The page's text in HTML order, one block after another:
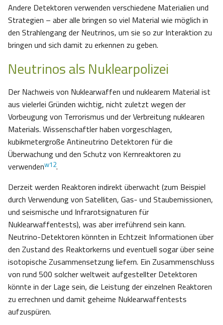
Andere Detektoren verwenden verschiedene Materialien und
Strategien – aber alle bringen so viel Material wie möglich in
den Strahlengang der Neutrinos, um sie so zur Interaktion zu
bringen und sich damit zu erkennen zu geben.
Neutrinos als Nuklearpolizei
Der Nachweis von Nuklearwaffen und nuklearem Material ist
aus vielerlei Gründen wichtig, nicht zuletzt wegen der
Vorbeugung von Terrorismus und der Verbreitung nuklearen
Materials. Wissenschaftler haben vorgeschlagen,
kubikmetergroße Antineutrino Detektoren für die
Überwachung und den Schutz von Kernreaktoren zu
verwendenw12.
Derzeit werden Reaktoren indirekt überwacht (zum Beispiel
durch Verwendung von Satelliten, Gas- und Staubemissionen,
und seismische und Infrarotsignaturen für
Nuklearwaffentests), was aber irreführend sein kann.
Neutrino-Detektoren könnten in Echtzeit Informationen über
den Zustand des Reaktorkerns und eventuell sogar über seine
isotopische Zusammensetzung liefern. Ein Zusammenschluss
von rund 500 solcher weltweit aufgestellter Detektoren
könnte in der Lage sein, die Leistung der einzelnen Reaktoren
zu errechnen und damit geheime Nuklearwaffentests
aufzuspüren.